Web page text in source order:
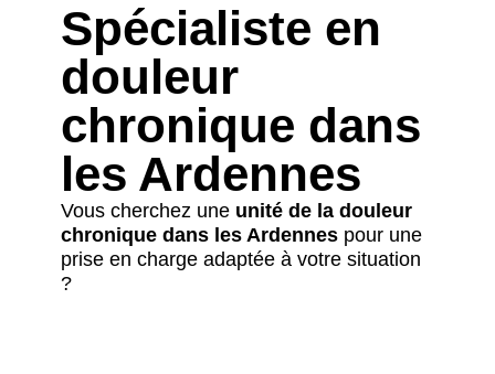
Spécialiste en
douleur
chronique dans
les Ardennes
Vous cherchez une unité de la douleur
chronique dans les Ardennes pour une
prise en charge adaptée à votre situation
?